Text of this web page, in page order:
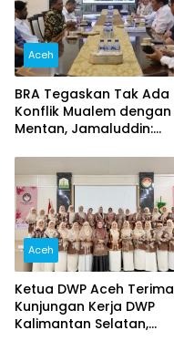
Aceh
BRA Tegaskan Tak Ada
Konflik Mualem dengan
Mentan, Jamaluddin:
Pertemuan
Aceh
Ketua DWP Aceh Terima
Kunjungan Kerja DWP
Kalimantan Selatan,